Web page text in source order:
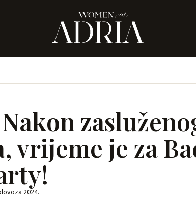
vrijeme je za
2024.